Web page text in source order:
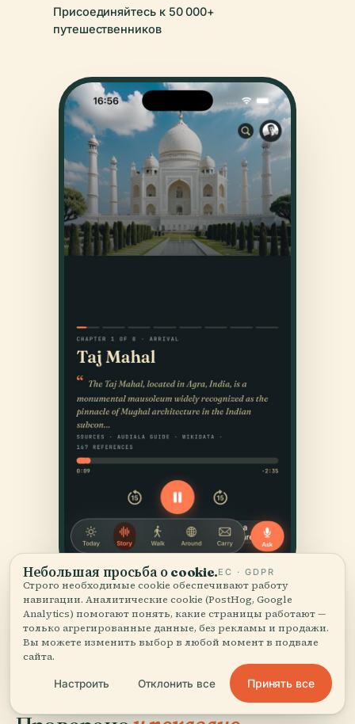
Присоединяйтесь к 50 000+
путешественников
Небольшая просьба о cookie.ЕС · GDPR
Строго необходимые cookie обеспечивают работу
навигации. Аналитические cookie (PostHog, Google
Analytics) помогают понять, какие страницы работают —
только агрегированные данные, без рекламы и продажи.
Вы можете изменить выбор в любой момент в подвале
сайта.
Настроить Отклонить все Принять все